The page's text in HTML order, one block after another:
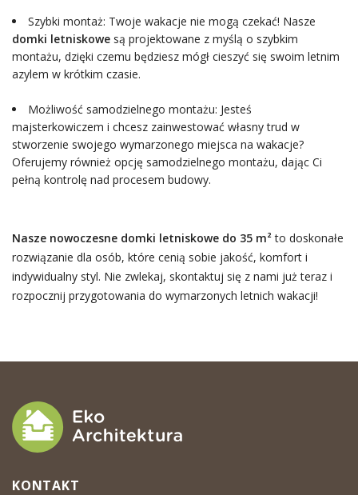
Szybki montaż: Twoje wakacje nie mogą czekać! Nasze
domki letniskowesą projektowane z myślą o szybkim
montażu, dzięki czemu będziesz mógł cieszyć się swoim letnim
azylem w krótkim czasie.
Możliwość samodzielnego montażu: Jesteś
majsterkowiczem i chcesz zainwestować własny trud w
stworzenie swojego wymarzonego miejsca na wakacje?
Oferujemy również opcję samodzielnego montażu, dając Ci
pełną kontrolę nad procesem budowy.
Nasze nowoczesne domki letniskowe do 35 m²to doskonałe
rozwiązanie dla osób, które cenią sobie jakość, komfort i
indywidualny styl. Nie zwlekaj, skontaktuj się z nami już teraz i
rozpocznij przygotowania do wymarzonych letnich wakacji!
KONTAKT